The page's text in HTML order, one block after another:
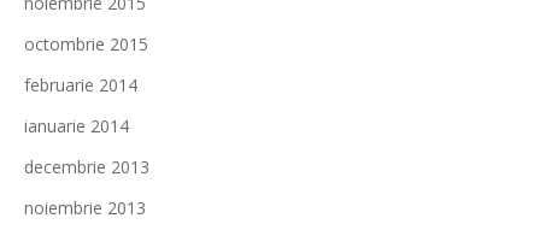
octombrie 2015
februarie 2014
ianuarie 2014
decembrie 2013
noiembrie 2013